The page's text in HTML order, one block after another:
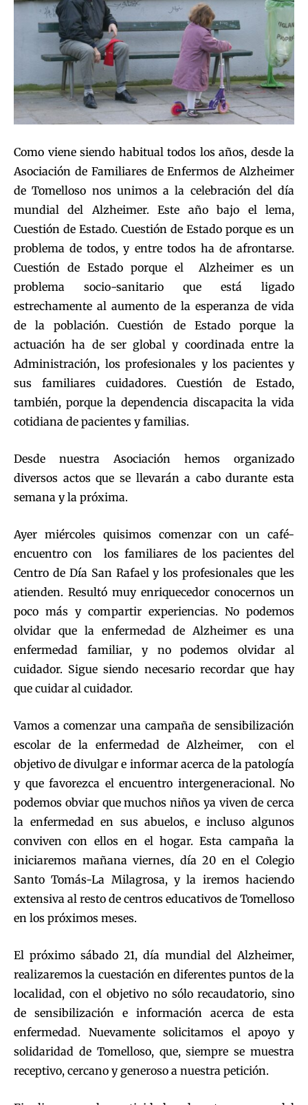
Como viene siendo habitual todos los años, desde la
Asociación de Familiares de Enfermos de Alzheimer
de Tomelloso nos unimos a la celebración del día
mundial del Alzheimer. Este año bajo el lema,
Cuestión de Estado. Cuestión de Estado porque es un
problema de todos, y entre todos ha de afrontarse.
Cuestión de Estado porque el Alzheimer es un
problema socio-sanitario que está ligado
estrechamente al aumento de la esperanza de vida
de la población. Cuestión de Estado porque la
actuación ha de ser global y coordinada entre la
Administración, los profesionales y los pacientes y
sus familiares cuidadores. Cuestión de Estado,
también, porque la dependencia discapacita la vida
cotidiana de pacientes y familias.
Desde nuestra Asociación hemos organizado
diversos actos que se llevarán a cabo durante esta
semana y la próxima.
Ayer miércoles quisimos comenzar con un café-
encuentro con los familiares de los pacientes del
Centro de Día San Rafael y los profesionales que les
atienden. Resultó muy enriquecedor conocernos un
poco más y compartir experiencias. No podemos
olvidar que la enfermedad de Alzheimer es una
enfermedad familiar, y no podemos olvidar al
cuidador. Sigue siendo necesario recordar que hay
que cuidar al cuidador.
Vamos a comenzar una campaña de sensibilización
escolar de la enfermedad de Alzheimer, con el
objetivo de divulgar e informar acerca de la patología
y que favorezca el encuentro intergeneracional. No
podemos obviar que muchos niños ya viven de cerca
la enfermedad en sus abuelos, e incluso algunos
conviven con ellos en el hogar. Esta campaña la
iniciaremos mañana viernes, día 20 en el Colegio
Santo Tomás-La Milagrosa, y la iremos haciendo
extensiva al resto de centros educativos de Tomelloso
en los próximos meses.
El próximo sábado 21, día mundial del Alzheimer,
realizaremos la cuestación en diferentes puntos de la
localidad, con el objetivo no sólo recaudatorio, sino
de sensibilización e información acerca de esta
enfermedad. Nuevamente solicitamos el apoyo y
solidaridad de Tomelloso, que, siempre se muestra
receptivo, cercano y generoso a nuestra petición.